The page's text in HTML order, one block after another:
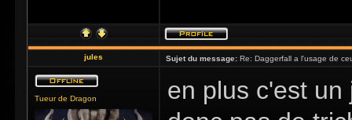
jules Sujet du message: Re: Daggerfall a l'usage de
Tueur de Dragon
en plus c'est